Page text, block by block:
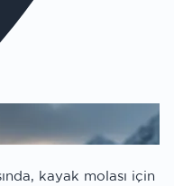
kayak molası için